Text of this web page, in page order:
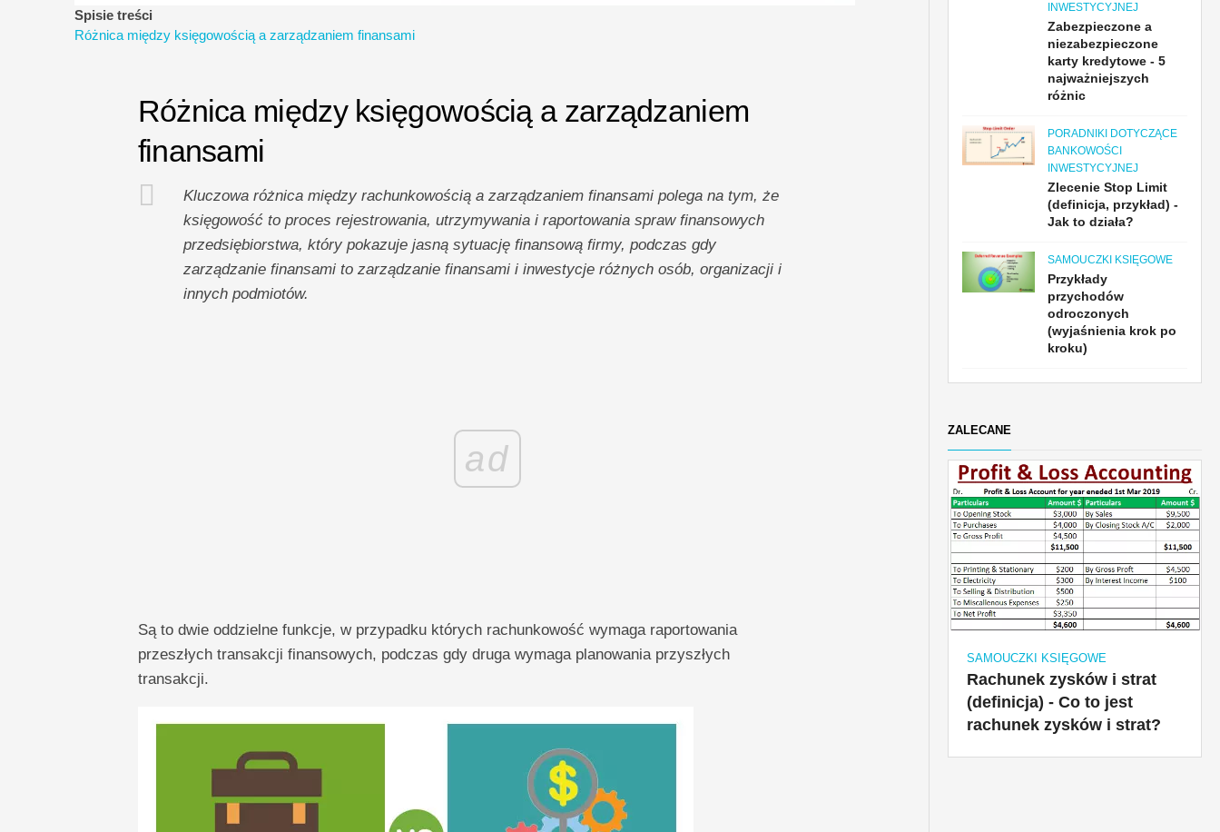
Spisie treści
Różnica między księgowością a zarządzaniem finansami
Różnica między księgowością a zarządzaniem
finansami
Kluczowa różnica między rachunkowością a zarządzaniem finansami polega na tym, że
księgowość to proces rejestrowania, utrzymywania i raportowania spraw finansowych
przedsiębiorstwa, który pokazuje jasną sytuację finansową firmy, podczas gdy
zarządzanie finansami to zarządzanie finansami i inwestycje różnych osób, organizacji i
innych podmiotów.
ad
Są to dwie oddzielne funkcje, w przypadku których rachunkowość wymaga raportowania
przeszłych transakcji finansowych, podczas gdy druga wymaga planowania przyszłych
transakcji.
INWESTYCYJNEJ
Zabezpieczone a
niezabezpieczone
karty kredytowe - 5
najważniejszych
różnic
PORADNIKI DOTYCZĄCE
BANKOWOŚCI
INWESTYCYJNEJ
Zlecenie Stop Limit
(definicja, przykład) -
Jak to działa?
SAMOUCZKI KSIĘGOWE
Przykłady
przychodów
odroczonych
(wyjaśnienia krok po
kroku)
ZALECANE
SAMOUCZKI KSIĘGOWE
Rachunek zysków i strat
(definicja) - Co to jest
rachunek zysków i strat?